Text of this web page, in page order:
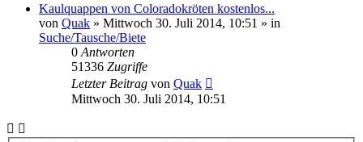
Kaulquappen von Coloradokröten kostenlos...
von Quak » Mittwoch 30. Juli 2014, 10:51 » in
Suche/Tausche/Biete
0 Antworten
51336 Zugriffe
Letzter Beitrag von Quak
Mittwoch 30. Juli 2014, 10:51